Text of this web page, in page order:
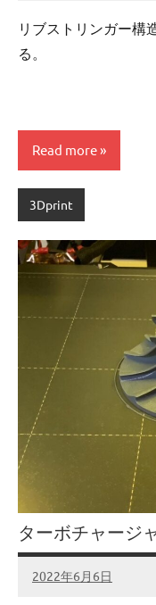
リブストリンガー構
る。
Read more
3Dprint
ターボチャージ
2022年6月6日
admin
No